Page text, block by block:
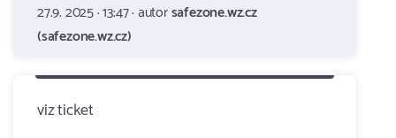
27.9. 2025 · 13:47 · autorsafezone.wz.cz
(safezone.wz.cz)
viz ticket